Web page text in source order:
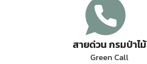
สายด่วน กรมป่าไม้
Green Call